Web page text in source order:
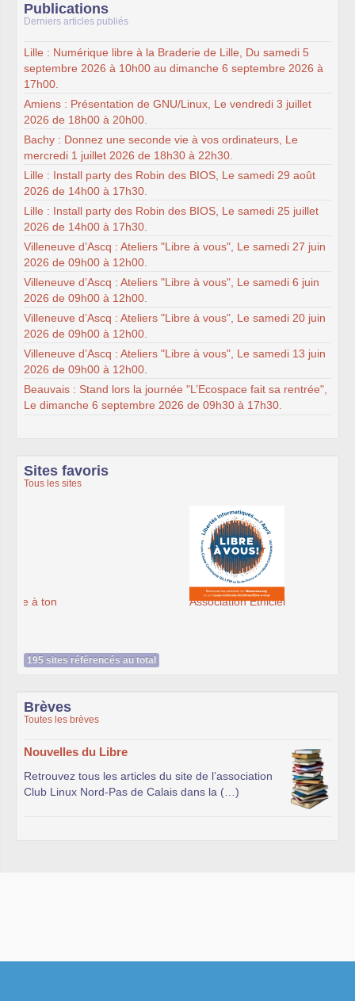
Publications
Derniers articles publiés
Lille : Numérique libre à la Braderie de Lille, Du samedi 5
septembre 2026 à 10h00 au dimanche 6 septembre 2026 à
17h00.
Amiens : Présentation de GNU/Linux, Le vendredi 3 juillet
2026 de 18h00 à 20h00.
Bachy : Donnez une seconde vie à vos ordinateurs, Le
mercredi 1 juillet 2026 de 18h30 à 22h30.
Lille : Install party des Robin des BIOS, Le samedi 29 août
2026 de 14h00 à 17h30.
Lille : Install party des Robin des BIOS, Le samedi 25 juillet
2026 de 14h00 à 17h30.
Villeneuve d’Ascq : Ateliers "Libre à vous", Le samedi 27 juin
2026 de 09h00 à 12h00.
Villeneuve d’Ascq : Ateliers "Libre à vous", Le samedi 6 juin
2026 de 09h00 à 12h00.
Villeneuve d’Ascq : Ateliers "Libre à vous", Le samedi 20 juin
2026 de 09h00 à 12h00.
Villeneuve d’Ascq : Ateliers "Libre à vous", Le samedi 13 juin
2026 de 09h00 à 12h00.
Beauvais : Stand lors la journée "L’Ecospace fait sa rentrée",
Le dimanche 6 septembre 2026 de 09h30 à 17h30.
Sites favoris
Tous les sites
Association Éthiciel
195 sites référencés au total
Brèves
Toutes les brèves
Nouvelles du Libre
Retrouvez tous les articles du site de l’association
Club Linux Nord-Pas de Calais dans la (…)